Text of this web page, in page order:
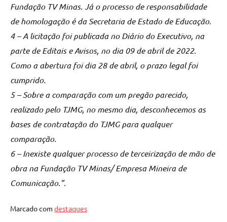
Fundação TV Minas. Já o processo de responsabilidade
de homologação é da Secretaria de Estado de Educação.
4 – A licitação foi publicada no Diário do Executivo, na
parte de Editais e Avisos, no dia 09 de abril de 2022.
Como a abertura foi dia 28 de abril, o prazo legal foi
cumprido.
5 – Sobre a comparação com um pregão parecido,
realizado pelo TJMG, no mesmo dia, desconhecemos as
bases de contratação do TJMG para qualquer
comparação.
6 – Inexiste qualquer processo de terceirização de mão de
obra na Fundação TV Minas/ Empresa Mineira de
Comunicação.”.
Marcado com destaques